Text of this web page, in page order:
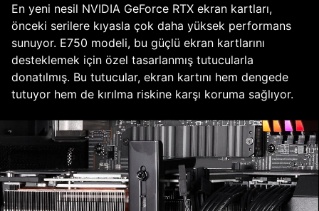
En yeni nesil NVIDIA GeForce RTX ekran kartları,
önceki serilere kıyasla çok daha yüksek performans
sunuyor. E750 modeli, bu güçlü ekran kartlarını
desteklemek için özel tasarlanmış tutucularla
donatılmış. Bu tutucular, ekran kartını hem dengede
tutuyor hem de kırılma riskine karşı koruma sağlıyor.